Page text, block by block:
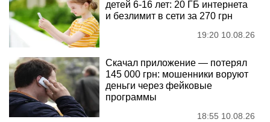
детей 6-16 лет: 20 ГБ интернета
и безлимит в сети за 270 грн
19:20 10.08.26
Скачал приложение — потерял
145 000 грн: мошенники воруют
деньги через фейковые
программы
18:55 10.08.26